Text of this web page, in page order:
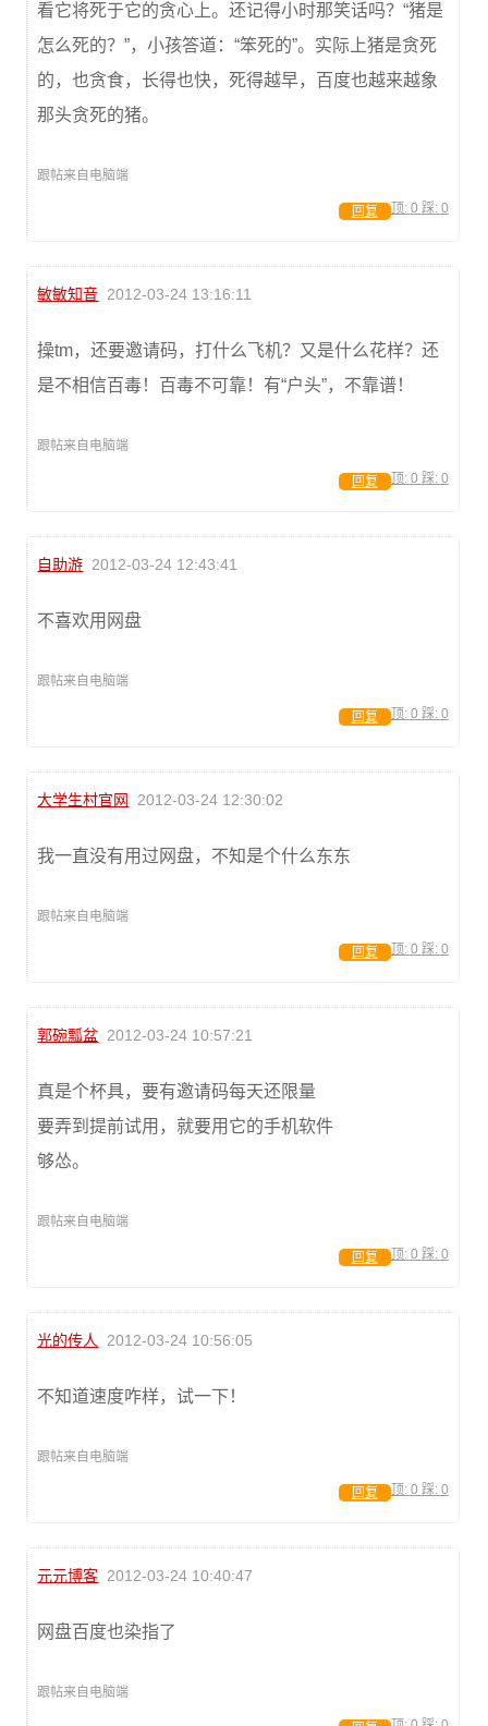
看它将死于它的贪心上。还记得小时那笑话吗？“猪是
怎么死的？”，小孩答道：“笨死的”。实际上猪是贪死
的，也贪食，长得也快，死得越早，百度也越来越象
那头贪死的猪。
跟帖来自电脑端
顶: 0 踩: 0
回复
敏敏知音 2012-03-24 13:16:11
操tm，还要邀请码，打什么飞机？又是什么花样？还
是不相信百毒！百毒不可靠！有“户头”，不靠谱！
跟帖来自电脑端
顶: 0 踩: 0
回复
自助游 2012-03-24 12:43:41
不喜欢用网盘
跟帖来自电脑端
顶: 0 踩: 0
回复
大学生村官网 2012-03-24 12:30:02
我一直没有用过网盘，不知是个什么东东
跟帖来自电脑端
顶: 0 踩: 0
回复
郭碗瓢盆 2012-03-24 10:57:21
真是个杯具，要有邀请码每天还限量
要弄到提前试用，就要用它的手机软件
够怂。
跟帖来自电脑端
顶: 0 踩: 0
回复
光的传人 2012-03-24 10:56:05
不知道速度咋样，试一下！
跟帖来自电脑端
顶: 0 踩: 0
回复
元元博客 2012-03-24 10:40:47
网盘百度也染指了
跟帖来自电脑端